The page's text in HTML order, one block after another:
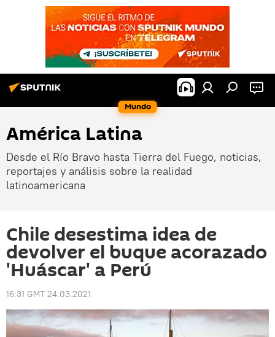
Mundo
América Latina
Desde el Río Bravo hasta Tierra del Fuego, noticias,
reportajes y análisis sobre la realidad
latinoamericana
Chile desestima idea de
devolver el buque acorazado
'Huáscar' a Perú
16:31 GMT 24.03.2021